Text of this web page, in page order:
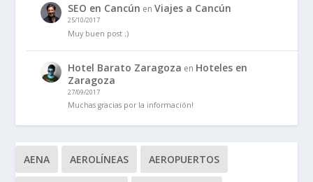
SEO en Cancún enViajes a Cancún
25/10/2017
Muy buen post ;)
Hotel Barato Zaragoza en Hoteles en
Zaragoza
27/09/2017
Muchas gracias por la información!
AENA AEROLÍNEAS AEROPUERTOS